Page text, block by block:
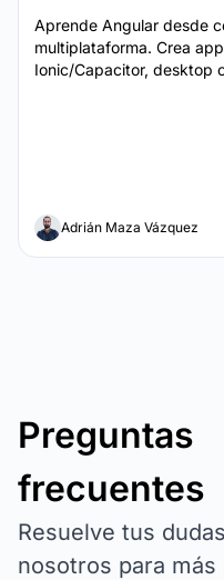
Aprende Angular desde
multiplataforma. Crea
Ionic/Capacitor, desktop
Adrián Maza Vázquez
Preguntas
frecuentes
Resuelve tus
nosotros para más